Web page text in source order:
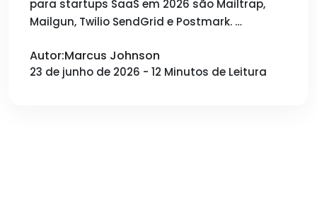
para startups SaaS em 2026 são Mailtrap,
Mailgun, Twilio SendGrid e Postmark. …
Autor:Marcus Johnson
23 de junho de 2026 - 12 Minutos de Leitura